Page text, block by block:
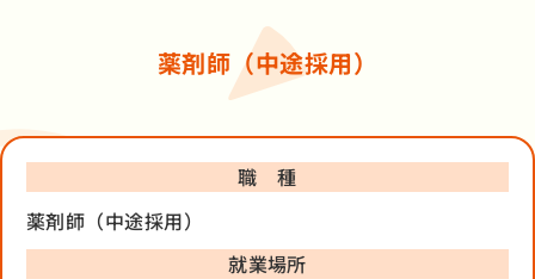
薬剤師（中途採用）
職 種
薬剤師（中途採用）
就業場所